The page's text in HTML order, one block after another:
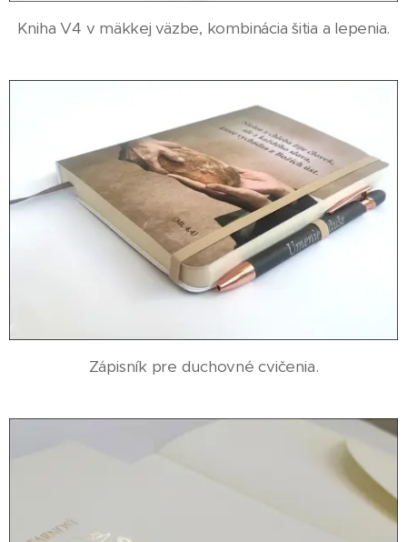
Kniha V4 v mäkkej väzbe, kombinácia šitia a lepenia.
Zápisník pre duchovné cvičenia.